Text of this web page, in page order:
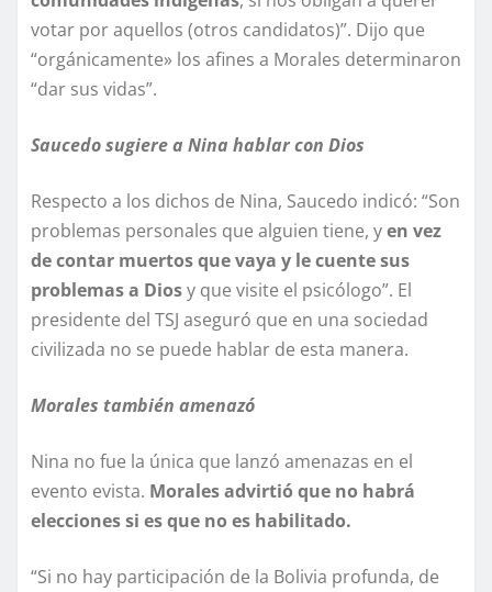
votar por aquellos (otros candidatos)”. Dijo que
“orgánicamente» los afines a Morales determinaron
“dar sus vidas”.
Saucedo sugiere a Nina hablar con Dios
Respecto a los dichos de Nina, Saucedo indicó: “Son
problemas personales que alguien tiene, yen vez
de contar muertos que vaya y le cuente sus
problemas a Diosy que visite el psicólogo”. El
presidente del TSJ aseguró que en una sociedad
civilizada no se puede hablar de esta manera.
Morales también amenazó
Nina no fue la única que lanzó amenazas en el
evento evista. Morales advirtió que no habrá
elecciones si es que no es habilitado.
“Si no hay participación de la Bolivia profunda, de